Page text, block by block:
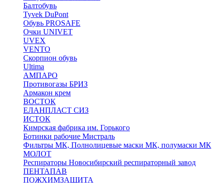
Балтобувь
Tyvek DuPont
Обувь PROSAFE
Очки UNIVET
UVEX
VENTO
Скорпион обувь
Ultima
АМПАРО
Противогазы БРИЗ
Армакон крем
ВОСТОК
ЕЛАНПЛАСТ СИЗ
ИСТОК
Кимрская фабрика им. Горького
Ботинки рабочие Мистраль
Фильтры МК, Полнолицевые маски МК, полумаски МК
МОЛОТ
Респираторы Новосибирский респираторный завод
ПЕНТАПАВ
ПОЖХИМЗАЩИТА